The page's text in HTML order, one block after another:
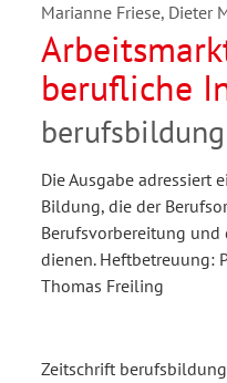
Marianne Friese, Dieter
berufliche
Die Ausgabe adressiert
Bildung, die der
Berufsvorbereitung und
dienen. Heftbetreuung:
Thomas Freiling
Zeitschrift